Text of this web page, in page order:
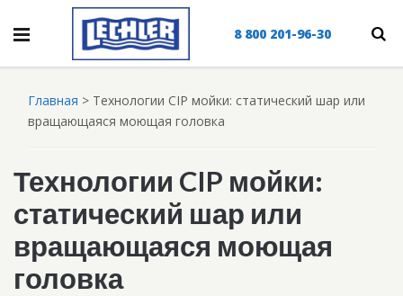
8 800 201-96-30
Главная > Технологии CIP мойки: статический шар или
вращающаяся моющая головка
Технологии CIP мойки:
статический шар или
вращающаяся моющая
головка